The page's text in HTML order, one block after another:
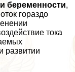
беременности,
гораздо
тока
развитии